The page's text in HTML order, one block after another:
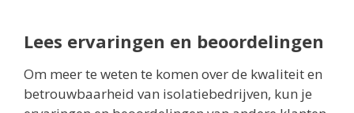
Lees ervaringen en beoordelingen
Om meer te weten te komen over de kwaliteit en
betrouwbaarheid van isolatiebedrijven, kun je